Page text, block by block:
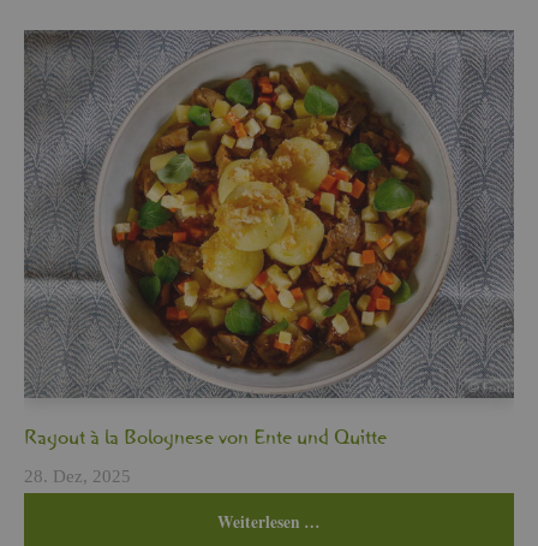
Ra­gout à la Bo­lo­gne­se von Ente und Quit­te
28. Dez, 2025
Wei­ter­le­sen …